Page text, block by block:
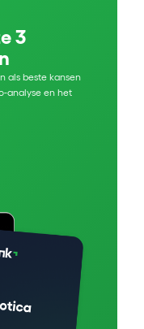
3
als beste kansen
analyse en het